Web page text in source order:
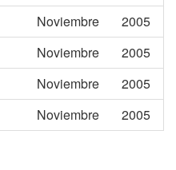
Noviembre
2005
Noviembre
2005
Noviembre
2005
Noviembre 2005